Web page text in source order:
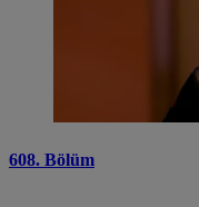
608. Bölüm